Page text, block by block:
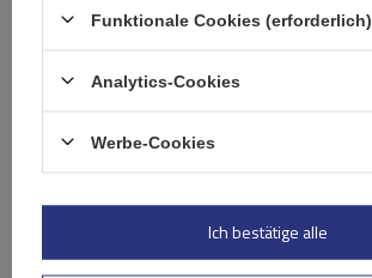
Ihre E-Mail-Adresse
Funktionale Cookies (erforderlich)
Analytics-Cookies
Werbe-Cookies
Ich bestätige alle